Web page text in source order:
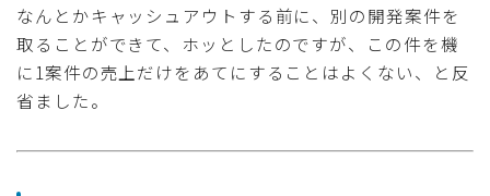
なんとかキャッシュアウトする前に、別の開発案件を
取ることができて、ホッとしたのですが、この件を機
に1案件の売上だけをあてにすることはよくない、と反
省ました。